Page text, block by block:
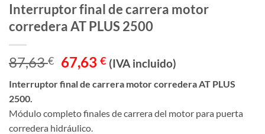
Interruptor final de carrera motor
corredera AT PLUS 2500
87,63€ El
precio
original
87,63 €.
67,63€El
actual
67,63 €.
(IVA incluido)
Interruptor final de carrera motor corredera AT PLUS
2500.
Módulo completo finales de carrera del motor para puerta
corredera hidráulico.